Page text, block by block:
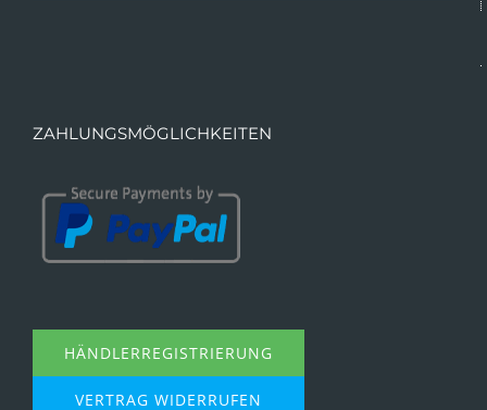
ZAHLUNGSMÖGLICHKEITEN
HÄNDLERREGISTRIERUNG
VERTRAG WIDERRUFEN